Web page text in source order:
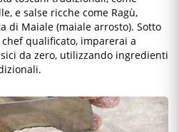
e salse ricche come Ragù,
di Maiale (maiale arrosto). Sotto
qualificato, imparerai a
da zero, utilizzando ingredienti